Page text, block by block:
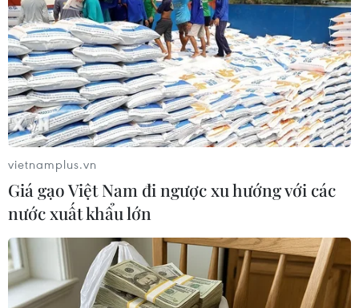
vietnamplus.vn
Giá gạo Việt Nam đi ngược xu hướng với các
nước xuất khẩu lớn